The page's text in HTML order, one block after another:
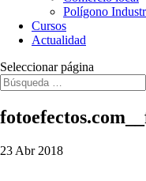
Polígono
Cursos
Actualidad
Seleccionar página
23 Abr 2018